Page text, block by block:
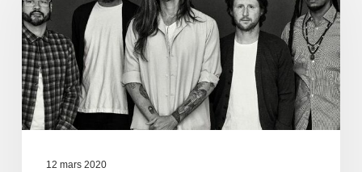
12 mars 2020